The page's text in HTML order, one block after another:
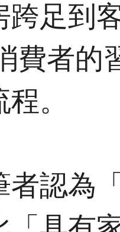
跨足到
費者的
。
者認為